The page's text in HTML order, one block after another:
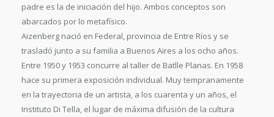
padre es la de iniciación del hijo. Ambos conceptos son
abarcados por lo metafísico.
Aizenberg nació en Federal, provincia de Entre Ríos y se
trasladó junto a su familia a Buenos Aires a los ocho años.
Entre 1950 y 1953 concurre al taller de Batlle Planas. En 1958
hace su primera exposición individual. Muy tempranamente
en la trayectoria de un artista, a los cuarenta y un años, el
Instituto Di Tella, el lugar de máxima difusión de la cultura